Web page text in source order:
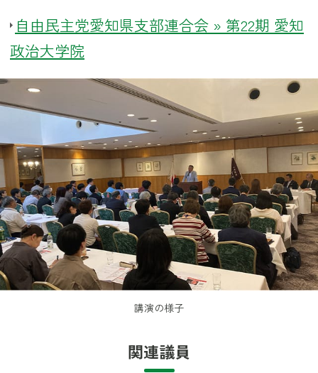
自由民主党愛知県支部連合会 » 第22期 愛知
政治大学院
講演の様子
関連議員